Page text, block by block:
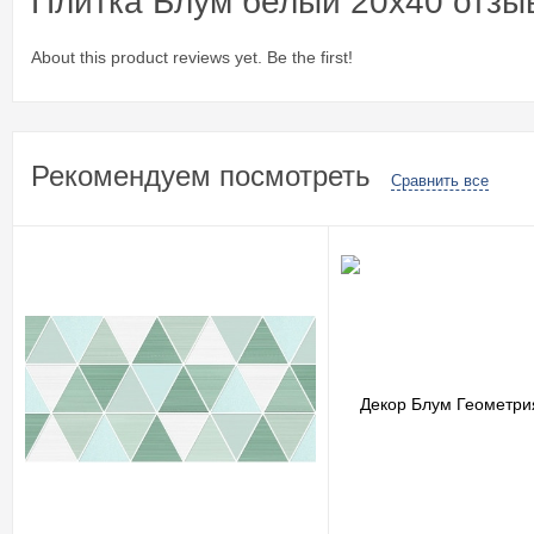
About this product reviews yet. Be the first!
Рекомендуем посмотреть Сравнить все